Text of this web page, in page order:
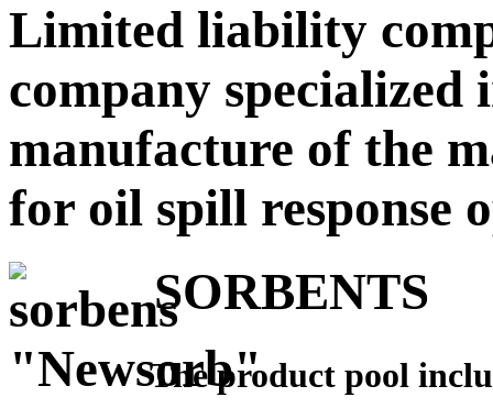
Limited liability
company specialized
manufacture of the
for oil spill response
SORBENTS
The product pool